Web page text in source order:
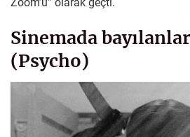
Zoom’u” olarak geçti.
Sinemada
(Psycho)